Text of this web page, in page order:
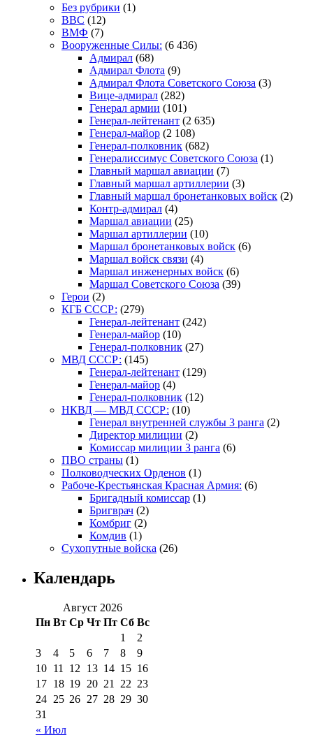
Без рубрики (1)
ВВС (12)
ВМФ (7)
Вооруженные Силы: (6 436)
Адмирал (68)
Адмирал Флота (9)
Адмирал Флота Советского Союза (3)
Вице-адмирал (282)
Генерал армии (101)
Генерал-лейтенант (2 635)
Генерал-майор (2 108)
Генерал-полковник (682)
Генералиссимус Советского Союза (1)
Главный маршал авиации (7)
Главный маршал артиллерии (3)
Главный маршал бронетанковых войск (2)
Контр-адмирал (4)
Маршал авиации (25)
Маршал артиллерии (10)
Маршал бронетанковых войск (6)
Маршал войск связи (4)
Маршал инженерных войск (6)
Маршал Советского Союза (39)
Герои (2)
КГБ СССР: (279)
Генерал-лейтенант (242)
Генерал-майор (10)
Генерал-полковник (27)
МВД СССР: (145)
Генерал-лейтенант (129)
Генерал-майор (4)
Генерал-полковник (12)
НКВД — МВД СССР: (10)
Генерал внутренней службы 3 ранга (2)
Директор милиции (2)
Комиссар милиции 3 ранга (6)
ПВО страны (1)
Полководческих Орденов (1)
Рабоче-Крестьянская Красная Армия: (6)
Бригадный комиссар (1)
Бригврач (2)
Комбриг (2)
Комдив (1)
Сухопутные войска (26)
Календарь
Август 2026
Пн Вт Ср Чт Пт Сб Вс
« Июл
1
2
3
4 5 6 7 8
9
10 11 12 13 14 15 16
17 18 19 20 21 22 23
24 25 26 27 28 29 30
31